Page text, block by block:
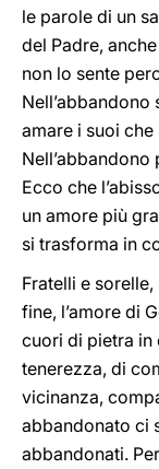
le parole di un
del Padre,
non lo sente
Nell’abbandono
amare i suoi che
Ecco che
un amore più
si trasforma in
Fratelli e
fine, l’amore di
cuori di pietra in
tenerezza, di
vicinanza,
abbandonato ci
abbandonati.